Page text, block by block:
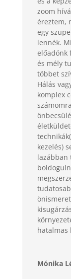
zoom
éreztem,
egy
lennék.
előadónk
és mély
többet
Hálás
komplex
kezelés)
lazábban
hatalmas
Mónika